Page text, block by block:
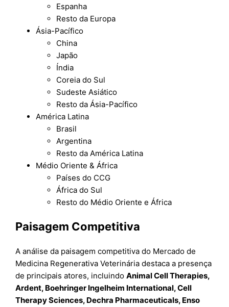
Espanha
Resto da Europa
Ásia-Pacífico
China
Japão
Índia
Coreia do Sul
Sudeste Asiático
Resto da Ásia-Pacífico
América Latina
Brasil
Argentina
Resto da América Latina
Médio Oriente & África
Países do CCG
África do Sul
Resto do Médio Oriente e África
Paisagem Competitiva
A análise da paisagem competitiva do Mercado de
Medicina Regenerativa Veterinária destaca a presença
de principais atores, incluindoAnimal Cell Therapies,
Ardent, Boehringer Ingelheim International, Cell
Therapy Sciences, Dechra Pharmaceuticals, Enso